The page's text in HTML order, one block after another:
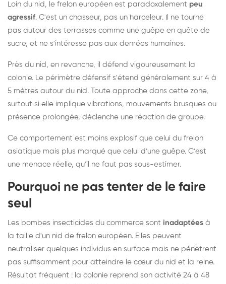
Loin du nid, le frelon européen est paradoxalement peu
agressif. C'est un chasseur, pas un harceleur. Il ne tourne
pas autour des terrasses comme une guêpe en quête de
sucre, et ne s'intéresse pas aux denrées humaines.
Près du nid, en revanche, il défend vigoureusement la
colonie. Le périmètre défensif s'étend généralement sur 4 à
5 mètres autour du nid. Toute approche dans cette zone,
surtout si elle implique vibrations, mouvements brusques ou
présence prolongée, déclenche une réaction de groupe.
Ce comportement est moins explosif que celui du frelon
asiatique mais plus marqué que celui d'une guêpe. C'est
une menace réelle, qu'il ne faut pas sous-estimer.
Pourquoi ne pas tenter de le faire
seul
Les bombes insecticides du commerce sont inadaptées à
la taille d'un nid de frelon européen. Elles peuvent
neutraliser quelques individus en surface mais ne pénètrent
pas suffisamment pour atteindre le cœur du nid et la reine.
Résultat fréquent : la colonie reprend son activité 24 à 48